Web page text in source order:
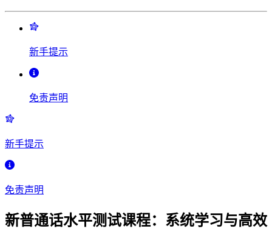
新手提示
免责声明
新手提示
免责声明
新普通话水平测试课程：系统学习与高效